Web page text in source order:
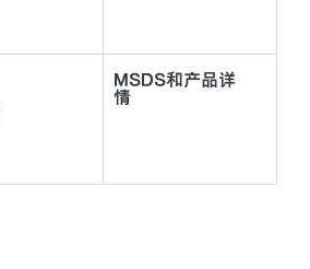
MSDS和产品详
情